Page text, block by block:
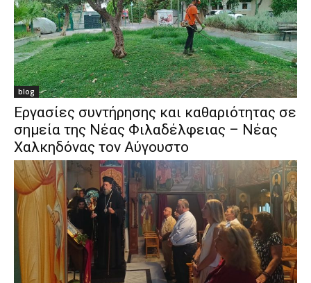
blog
Εργασίες συντήρησης και καθαριότητας σε
σημεία της Νέας Φιλαδέλφειας – Νέας
Χαλκηδόνας τον Αύγουστο